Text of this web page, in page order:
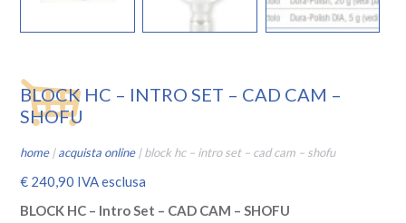
BLOCK HC – INTRO SET – CAD CAM –
SHOFU
home|acquista online|block hc – intro set – cad cam – shofu
€ 240,90 IVA esclusa
BLOCK HC – Intro Set – CAD CAM – SHOFU